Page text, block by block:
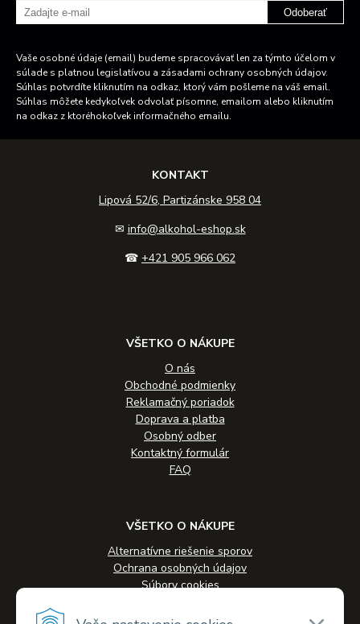
Odoberať
Vaše osobné údaje (email) budeme spracovávať len za týmto účelom v
súlade s platnou legislatívou a zásadami ochrany osobných údajov.
Súhlas potvrdíte kliknutím na odkaz, ktorý vám pošleme na váš email.
Súhlas môžete kedykoľvek odvolať písomne, emailom alebo kliknutím
na odkaz z ktoréhokoľvek informačného emailu.
KONTAKT
Lipová 52/6, Partizánske 958 04
✉ info@alkohol-eshop.sk
☎ +421 905 966 062
VŠETKO O NÁKUPE
O nás
Obchodné podmienky
Reklamačný poriadok
Doprava a platba
Osobný odber
Kontaktný formulár
FAQ
VŠETKO O NÁKUPE
Alternatívne riešenie sporov
Ochrana osobných údajov
Súbory cookies
Veľkoobchodná spolupráca